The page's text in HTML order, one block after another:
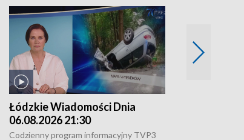
Łódzkie Wiadomości Dnia
06.08.2026 21:30
Codzienny program informacyjny TVP3